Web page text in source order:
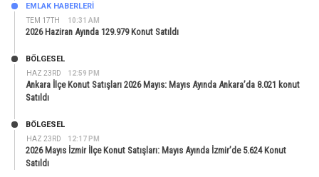
TEM 17TH 10:31 AM
EMLAK HABERLERI
2026 Haziran Ayında 129.979 Konut Satıldı
HAZ 23RD 12:59 PM
BÖLGESEL
Ankara İlçe Konut Satışları 2026 Mayıs: Mayıs Ayında Ankara’da 8.021 konut
Satıldı
HAZ 23RD 12:17 PM
BÖLGESEL
2026 Mayıs İzmir İlçe Konut Satışları: Mayıs Ayında İzmir’de 5.624 Konut
Satıldı